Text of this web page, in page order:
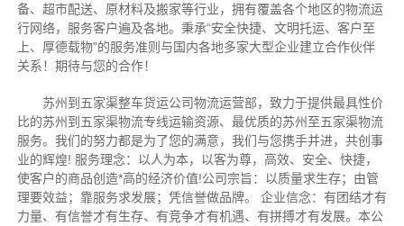
备、超市配送、原材料及搬家等行业，拥有覆盖各个地区的物流运
行网络，服务客户遍及各地。秉承“安全快捷、文明托运、客户至
上、厚德载物”的服务准则与国内各地多家大型企业建立合作伙伴
关系！期待与您的合作！
苏州到五家渠整车货运公司物流运营部，致力于提供最具性价
比的苏州到五家渠物流专线运输资源、最优质的苏州至五家渠物流
服务。我们的努力都是为了您的满意，我们与您携手并进，共创事
业的辉煌! 服务理念：以人为本，以客为尊，高效、安全、快捷，
使客户的商品创造*高的经济价值!公司宗旨：以质量求生存；由管
理要效益；靠服务求发展；凭信誉做品牌。 企业信念：有团结才有
力量、有信誉才有生存、有竞争才有机遇、有拼搏才有发展。本公